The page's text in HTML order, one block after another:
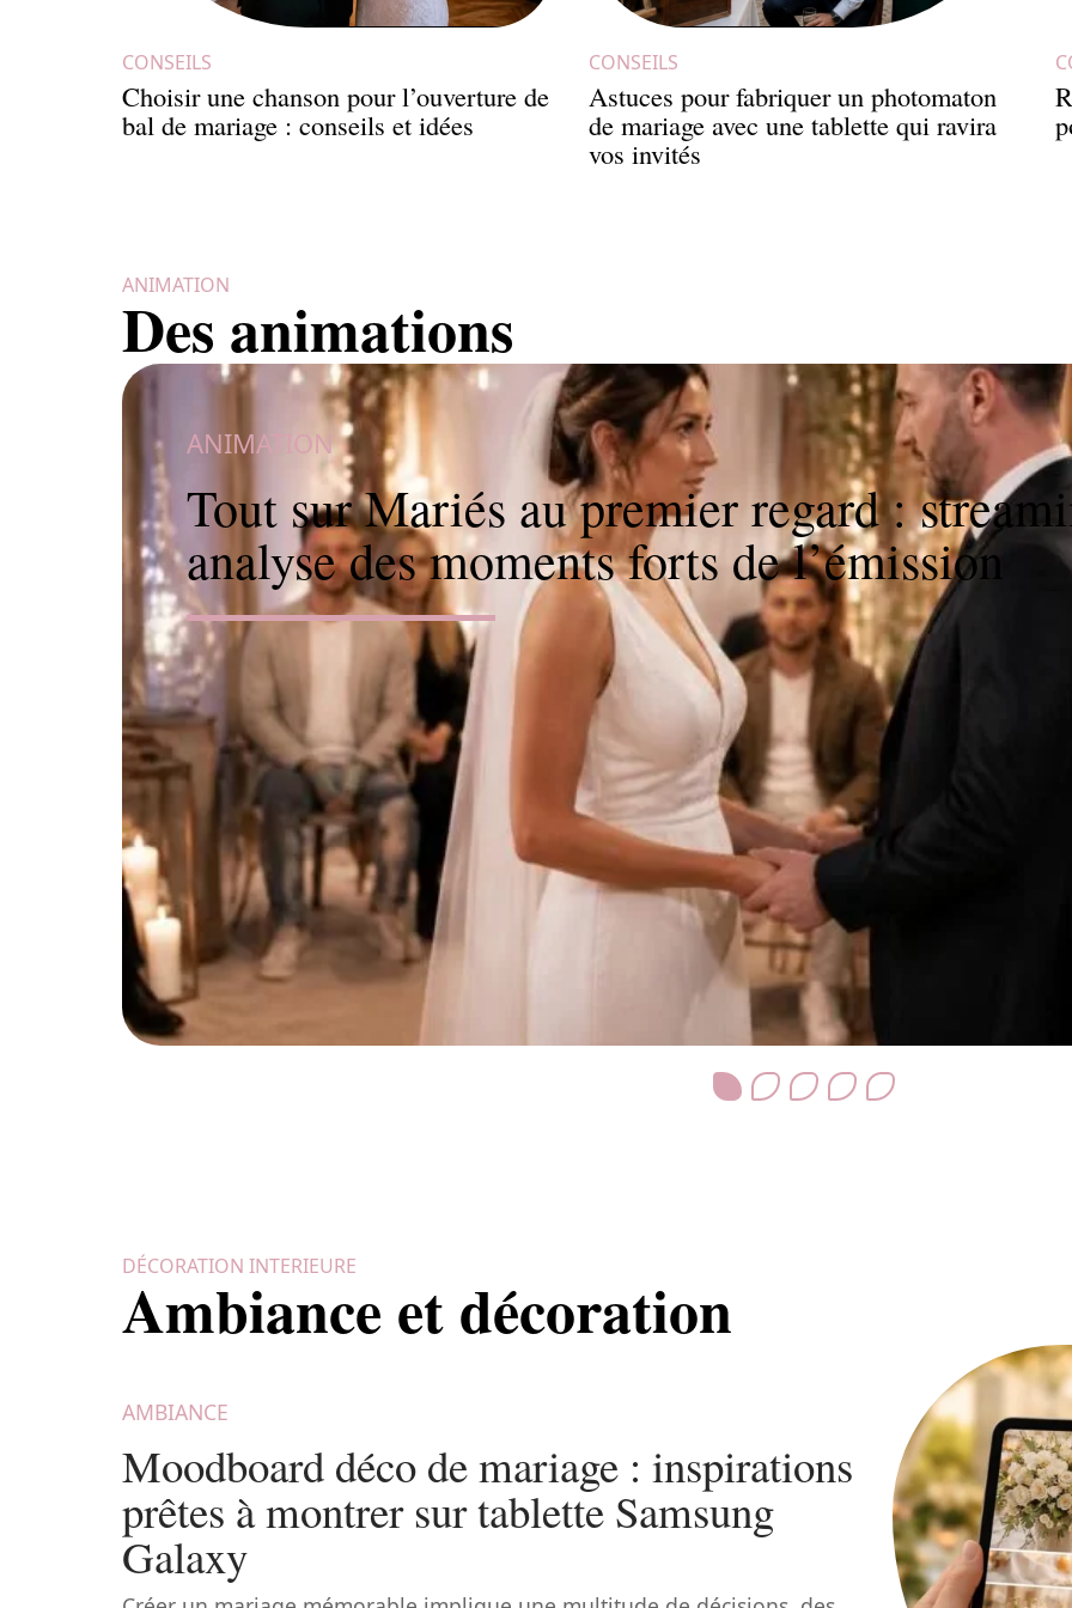
CONSEILS
Choisir une chanson pour l’ouverture de
bal de mariage : conseils et idées
CONSEILS
Astuces pour fabriquer un photomaton
de mariage avec une tablette qui ravira
vos invités
ANIMATION
Des animations
ANIMATION
Tout sur Mariés au premier regard :
analyse des moments forts de l’émission
DÉCORATION INTERIEURE
Ambiance et décoration
AMBIANCE
Moodboard déco de mariage : inspirations
prêtes à montrer sur tablette Samsung
Galaxy